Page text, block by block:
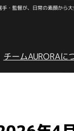
・監督が、日常の素顔から大
チームAURORAに